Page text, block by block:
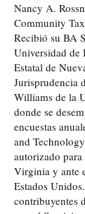
Nancy A.
Community
Recibió su BA
Universidad de
Estatal de
Jurisprudencia
Williams de la
donde se
encuestas
and
autorizado
Virginia y ante
Estados
contribuyentes